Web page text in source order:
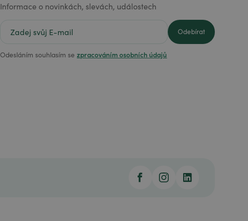
Informace o novinkách, slevách, událostech
Odesláním souhlasím sezpracováním osobních údajů